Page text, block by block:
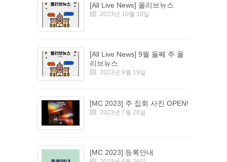
[All Live News] 올리브뉴스
2023년 10월 10일
[All Live News] 9월 둘째 주 올
리브뉴스
2023년 9월 19일
[MC 2023] 주 집회 사진 OPEN!
2023년 7월 26일
[MC 2023] 등록안내